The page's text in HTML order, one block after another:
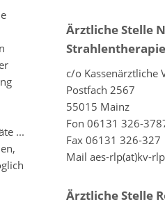
...
Ärztliche Stelle
Strahlentherapie
c/o Kassenärztliche
Postfach 2567
55015 Mainz
Fon 06131 326-
Fax 06131 326-327
Mail aes-rlp(at)kv-
Ärztliche Stelle